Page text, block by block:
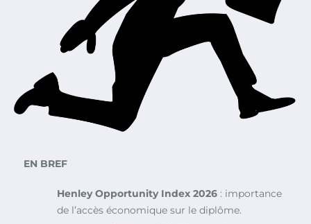
EN BREF
Henley Opportunity Index 2026 : importance
de l’accès économique sur le diplôme.